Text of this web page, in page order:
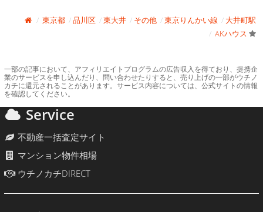
東京都 品川区 東大井 その他 東京りんかい線
大井町駅
AKハウス
一部の記事において、アフィリエイトプログラムの広告収入を得ており、提携企
業のサービスを申し込んだり、問い合わせたりすると、売り上げの一部がウチノ
カチに還元されることがあります。サービス内容については、公式サイトの情報
を確認してください。
Service
不動産一括査定サイト
マンション物件相場
ウチノカチDIRECT